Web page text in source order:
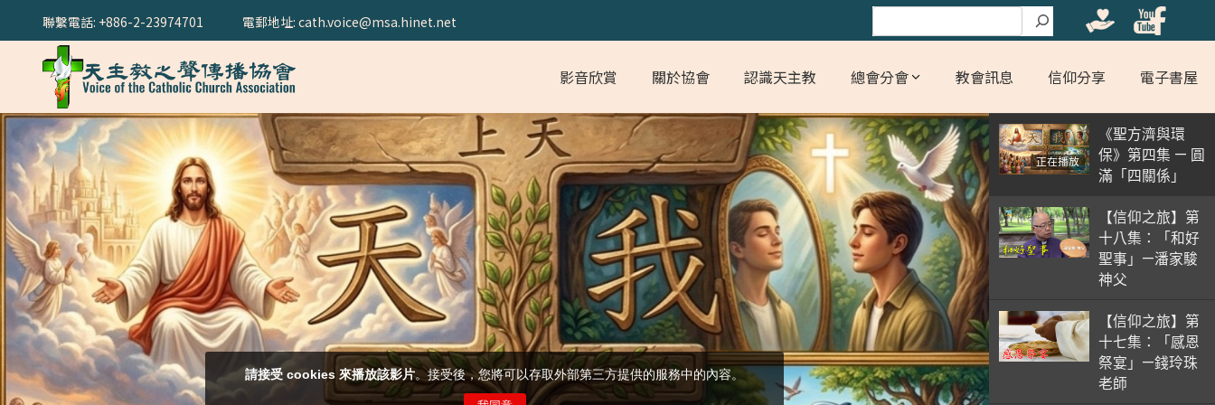
聯繫電話: +886-2-23974701 搜尋
電郵地址: cath.voice@msa.hinet.net
影音欣賞 關於協會 認識天主教 總會分會 教會訊息 信仰分享 電子書屋
正在播放
《聖方濟與環
保》第四集 — 圓
滿「四關係」
【信仰之旅】第
十八集：「和好
聖事」—潘家駿
神父
【信仰之旅】第
十七集：「感恩
祭宴」—錢玲珠
老師